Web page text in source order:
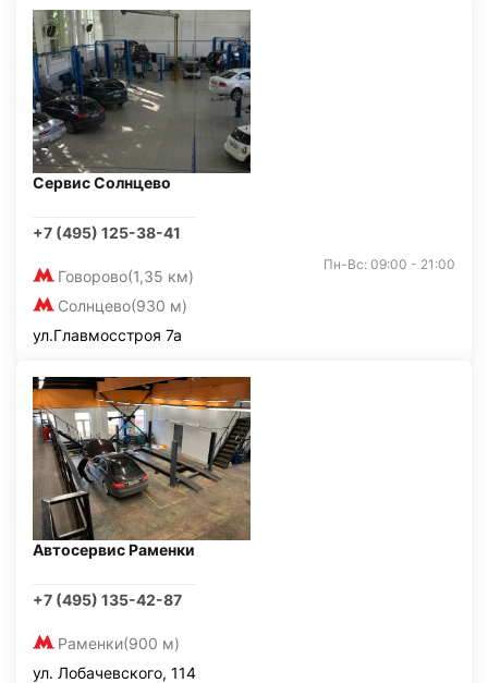
Сервис Солнцево
+7 (495) 125-38-41
Говорово(1,35 км)
Солнцево(930 м)
Пн-Вс: 09:00 - 21:00
ул.Главмосстроя 7а
Автосервис Раменки
+7 (495) 135-42-87
Раменки(900 м)
ул. Лобачевского, 114